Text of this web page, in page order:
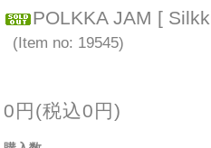
POLKKA JAM [
(Item no: 19545)
0円(税込0円)